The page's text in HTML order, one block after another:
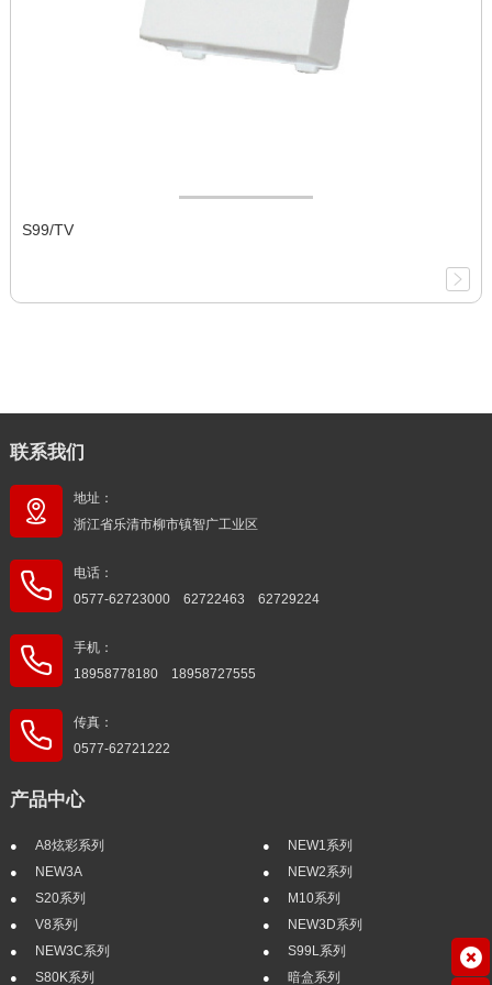
S99/TV
联系我们
地址：
浙江省乐清市柳市镇智广工业区
电话：
0577-62723000 62722463 62729224
手机：
18958778180 18958727555
传真：
0577-62721222
产品中心
A8炫彩系列
NEW1系列
NEW3A
NEW2系列
S20系列
M10系列
V8系列
NEW3D系列
NEW3C系列
S99L系列
S80K系列
暗盒系列